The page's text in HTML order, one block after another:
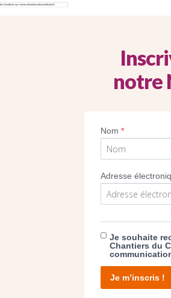
VOTRE DON
PERMET D’AGIR
notre
Nom*
Adresse
Je souhaite
Chantiers du
Je m’inscris !